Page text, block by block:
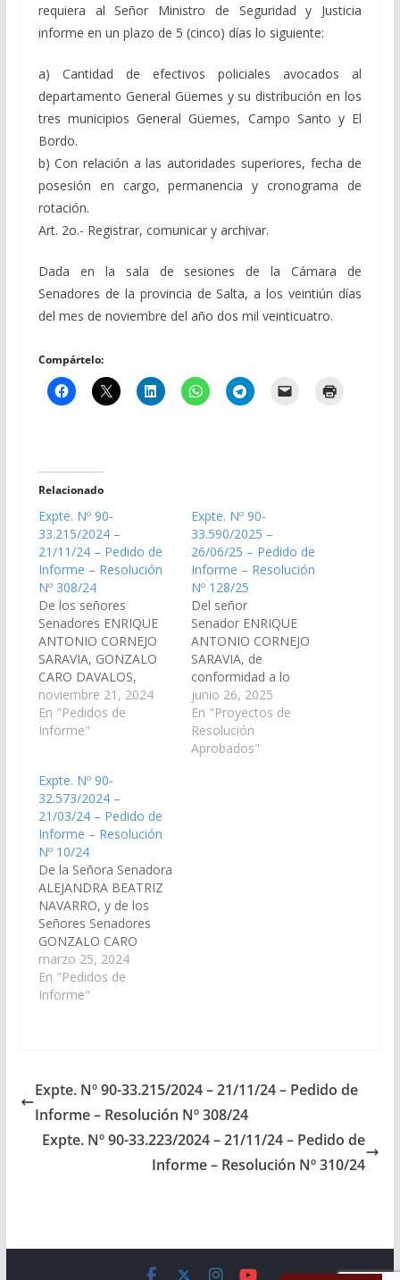
requiera al Señor Ministro de Seguridad y Justicia
informe en un plazo de 5 (cinco) días lo siguiente:
a) Cantidad de efectivos policiales avocados al
departamento General Güemes y su distribución en los
tres municipios General Güemes, Campo Santo y El
Bordo.
b) Con relación a las autoridades superiores, fecha de
posesión en cargo, permanencia y cronograma de
rotación.
Art. 2o.- Registrar, comunicar y archivar.
Dada en la sala de sesiones de la Cámara de
Senadores de la provincia de Salta, a los veintiún días
del mes de noviembre del año dos mil veinticuatro.
Compártelo:
Relacionado
Expte. Nº 90-
33.215/2024 –
21/11/24 – Pedido de
Informe – Resolución
Nº 308/24
De los señores
Senadores ENRIQUE
ANTONIO CORNEJO
SARAVIA, GONZALO
CARO DAVALOS,
ESTEBAN D´ANDREA
CORNEJO, JORGE
PABLO SOTO,
OSCAR PAILLER,
HECTOR MIGUEL
CALABRO y las
señoras Senadoras
SONIA ELIZABETH
MAGNO y LEONOR
NIEVES MINETTI, de
conformidad a lo
dipuesto por el art. 116
de la Constitución de
la…
noviembre 21, 2024
En "Pedidos de
Informe"
Expte. Nº 90-
33.590/2025 –
26/06/25 – Pedido de
Informe – Resolución
Nº 128/25
Del señor
Senador ENRIQUE
ANTONIO CORNEJO
SARAVIA, de
conformidad a lo
preceptuado por el art.
116 de la Constitución
de la provincia de Salta
y el art. 149 del
junio 26, 2025
En "Proyectos de
Resolución
Aprobados"
Expte. Nº 90-
32.573/2024 –
21/03/24 – Pedido de
Informe – Resolución
Nº 10/24
De la Señora Senadora
ALEJANDRA BEATRIZ
NAVARRO, y de los
Señores Senadores
GONZALO CARO
DAVALOS, JUAN CRUZ
CURA, WALTER
HERNAN CRUZ, LUIS
NOLASCO, ESTEBAN
D´ANDREA CORNEJO,
JORGE PABLO SOTO,
y ENRIQUE ANTONIO
CORNEJO SARAVIA, de
marzo 25, 2024
En "Pedidos de
Informe"
Expte. Nº 90-33.215/2024 – 21/11/24 – Pedido de
Informe – Resolución Nº 308/24
Expte. Nº 90-33.223/2024 – 21/11/24 – Pedido de
Informe – Resolución Nº 310/24